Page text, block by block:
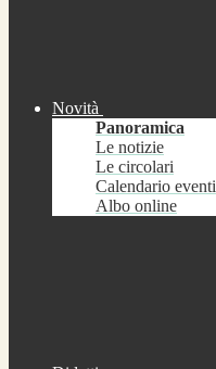
Novità
Panoramica
Le notizie
Le circolari
Calendario eventi
Albo online